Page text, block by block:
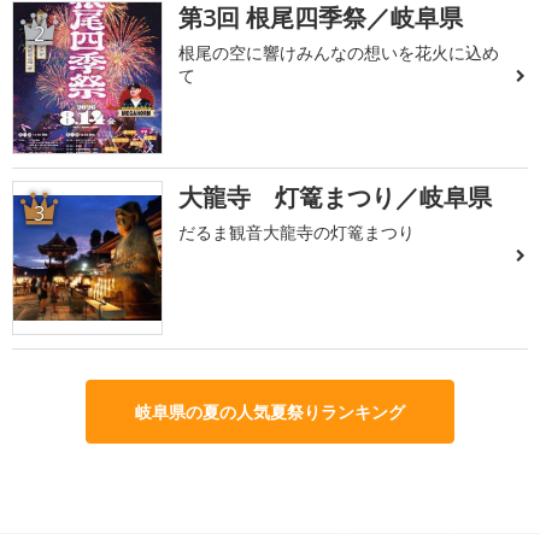
2 第3回 根尾四季祭／岐阜県
根尾の空に響けみんなの想いを花火に込め
て
3 大龍寺 灯篭まつり／岐阜県
だるま観音大龍寺の灯篭まつり
岐阜県の夏の人気夏祭りランキング